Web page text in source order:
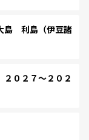
利島（伊豆諸
０２７～２０２